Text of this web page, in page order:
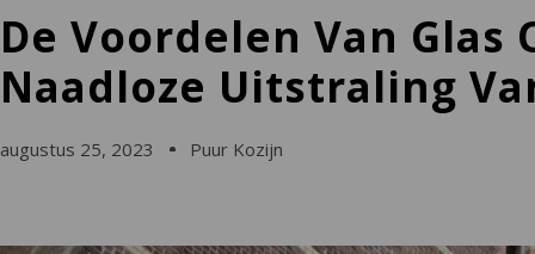
De Voordelen Van Glas
Naadloze Uitstraling
augustus 25, 2023 Puur Kozijn